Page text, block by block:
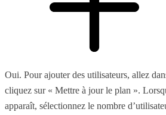
Oui. Pour ajouter des utilisateurs, allez
cliquez sur « Mettre à jour le plan ».
apparaît, sélectionnez le nombre